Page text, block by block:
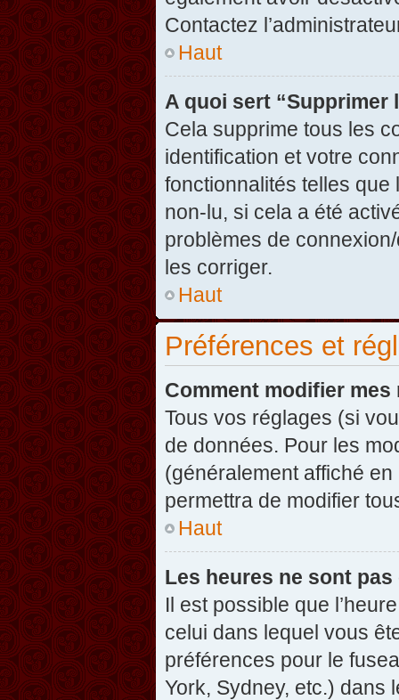
Contactez
Haut
A quoi sert “Supprimer
Cela supprime tous les
identification et votre
fonctionnalités telles que
non-lu, si cela a été
problèmes de
les corriger.
Haut
Préférences et
Comment modifier mes
Tous vos réglages (si
de données. Pour les
(généralement affiché
permettra de modifier
Haut
Les heures ne sont
Il est possible que
celui dans lequel vous
préférences pour le
York, Sydney, etc.) dans